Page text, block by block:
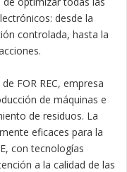
desde la
controlada, hasta la
FOR REC, empresa
de máquinas e
de residuos. La
eficaces para la
con tecnologías
a la calidad de las